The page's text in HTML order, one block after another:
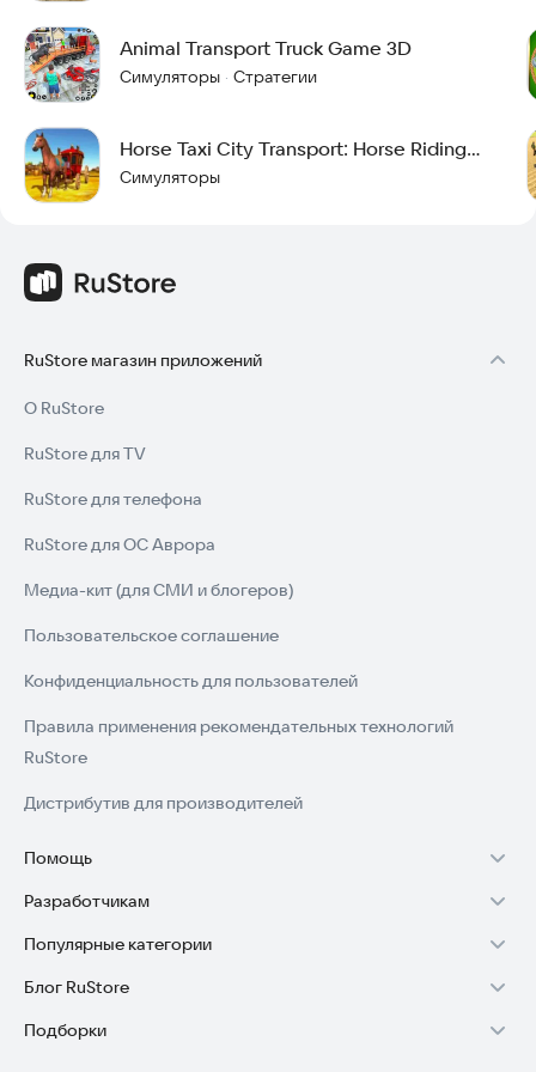
Animal Transport Truck Game 3D
Симуляторы · Стратегии
Horse Taxi City Transport: Horse Riding
Games
Симуляторы
RuStore магазин приложений
О RuStore
RuStore для TV
RuStore для телефона
RuStore для ОС Аврора
Медиа-кит (для СМИ и блогеров)
Пользовательское соглашение
Конфиденциальность для пользователей
Правила применения рекомендательных технологий
RuStore
Дистрибутив для производителей
Помощь
Установка RuStore на TV
Установка RuStore на телефон
Установка RuStore в машину
Помощь пользователям RuStore
Разработчикам
Зарабатывать с RuStore
Стать разработчиком
Доступ к RuStore Консоль
Популярные категории
Игры для Android
Приложения банков
Блог RuStore
Обзоры игр для Android 2025
Подборки